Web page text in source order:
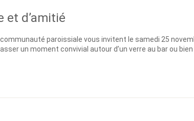
et d’amitié
communauté paroissiale vous invitent le samedi 25
un moment convivial autour d’un verre au bar ou bien